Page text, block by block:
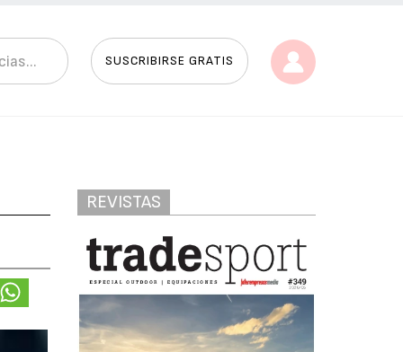
SUSCRIBIRSE GRATIS
REVISTAS